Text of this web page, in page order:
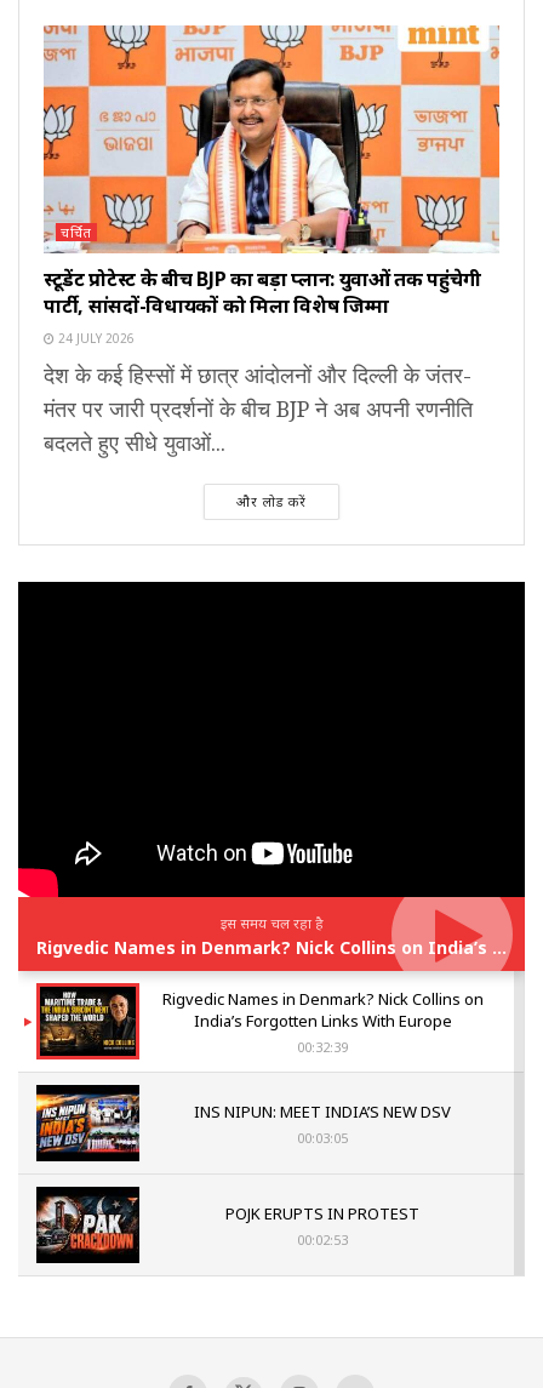
चर्चित
स्टूडेंट प्रोटेस्ट के बीच BJP का बड़ा प्लान: युवाओं तक पहुंचेगी
पार्टी, सांसदों-विधायकों को मिला विशेष जिम्मा
24 JULY 2026
देश के कई हिस्सों में छात्र आंदोलनों और दिल्ली के जंतर-
मंतर पर जारी प्रदर्शनों के बीच BJP ने अब अपनी रणनीति
बदलते हुए सीधे युवाओं...
और लोड करें
इस समय चल रहा है
Rigvedic Names in Denmark? Nick Collins on India’s Forgotten Links With Europe
Rigvedic Names in Denmark? Nick Collins on
India’s Forgotten Links With Europe
00:32:39
INS NIPUN: MEET INDIA’S NEW DSV
00:03:05
POJK ERUPTS IN PROTEST
00:02:53
Sagar